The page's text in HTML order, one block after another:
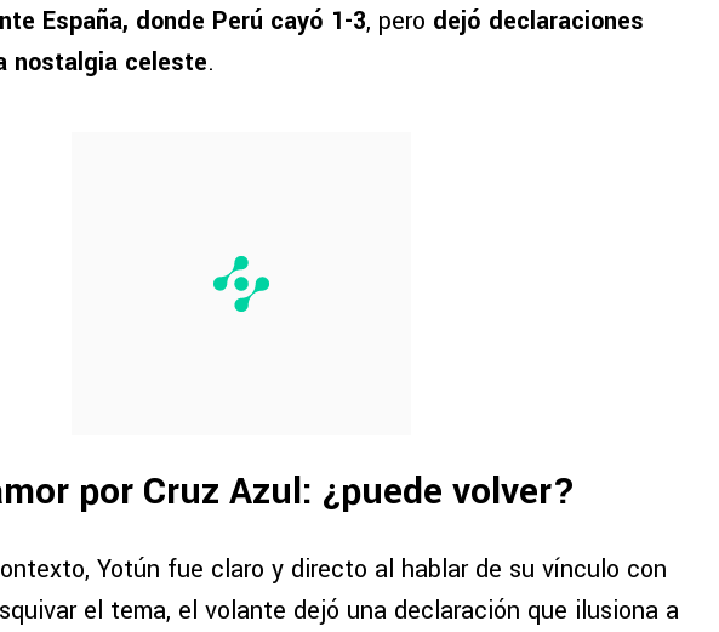
España, donde Perú cayó 1-3, pero dejó declaraciones
nostalgia celeste.
por Cruz Azul: ¿puede volver?
Yotún fue claro y directo al hablar de su vínculo con
el tema, el volante dejó una declaración que ilusiona a